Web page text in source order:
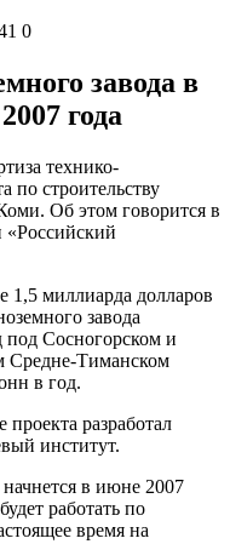
0
завода в
года
технико-
по строительству
Об этом говорится в
1,5 миллиарда долларов
завода
Сосногорском и
Средне-Тиманском
в год.
разработал
институт.
начнется в июне 2007
работать по
время на